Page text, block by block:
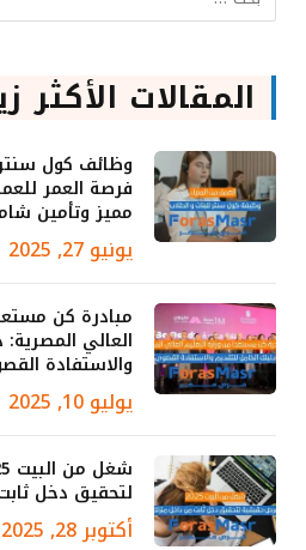
المقالات الأكثر
وظائف كول
مميز وتأمين
يونيو 27, 2025
مبادرة كن
العالي المصرية:
والاستفادة
يوليو 10, 2025
لتحقيق دخل
أكتوبر 28, 2025